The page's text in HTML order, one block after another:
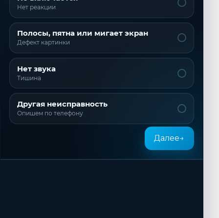
Нет реакции
Полосы, пятна или мигает экран
Дефект картинки
Нет звука
Тишина
Другая неисправность
Опишем по телефону
Далее→